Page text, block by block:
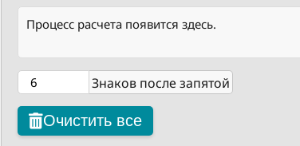
Процесс расчета появится здесь.
Знаков после запятой
Очистить все